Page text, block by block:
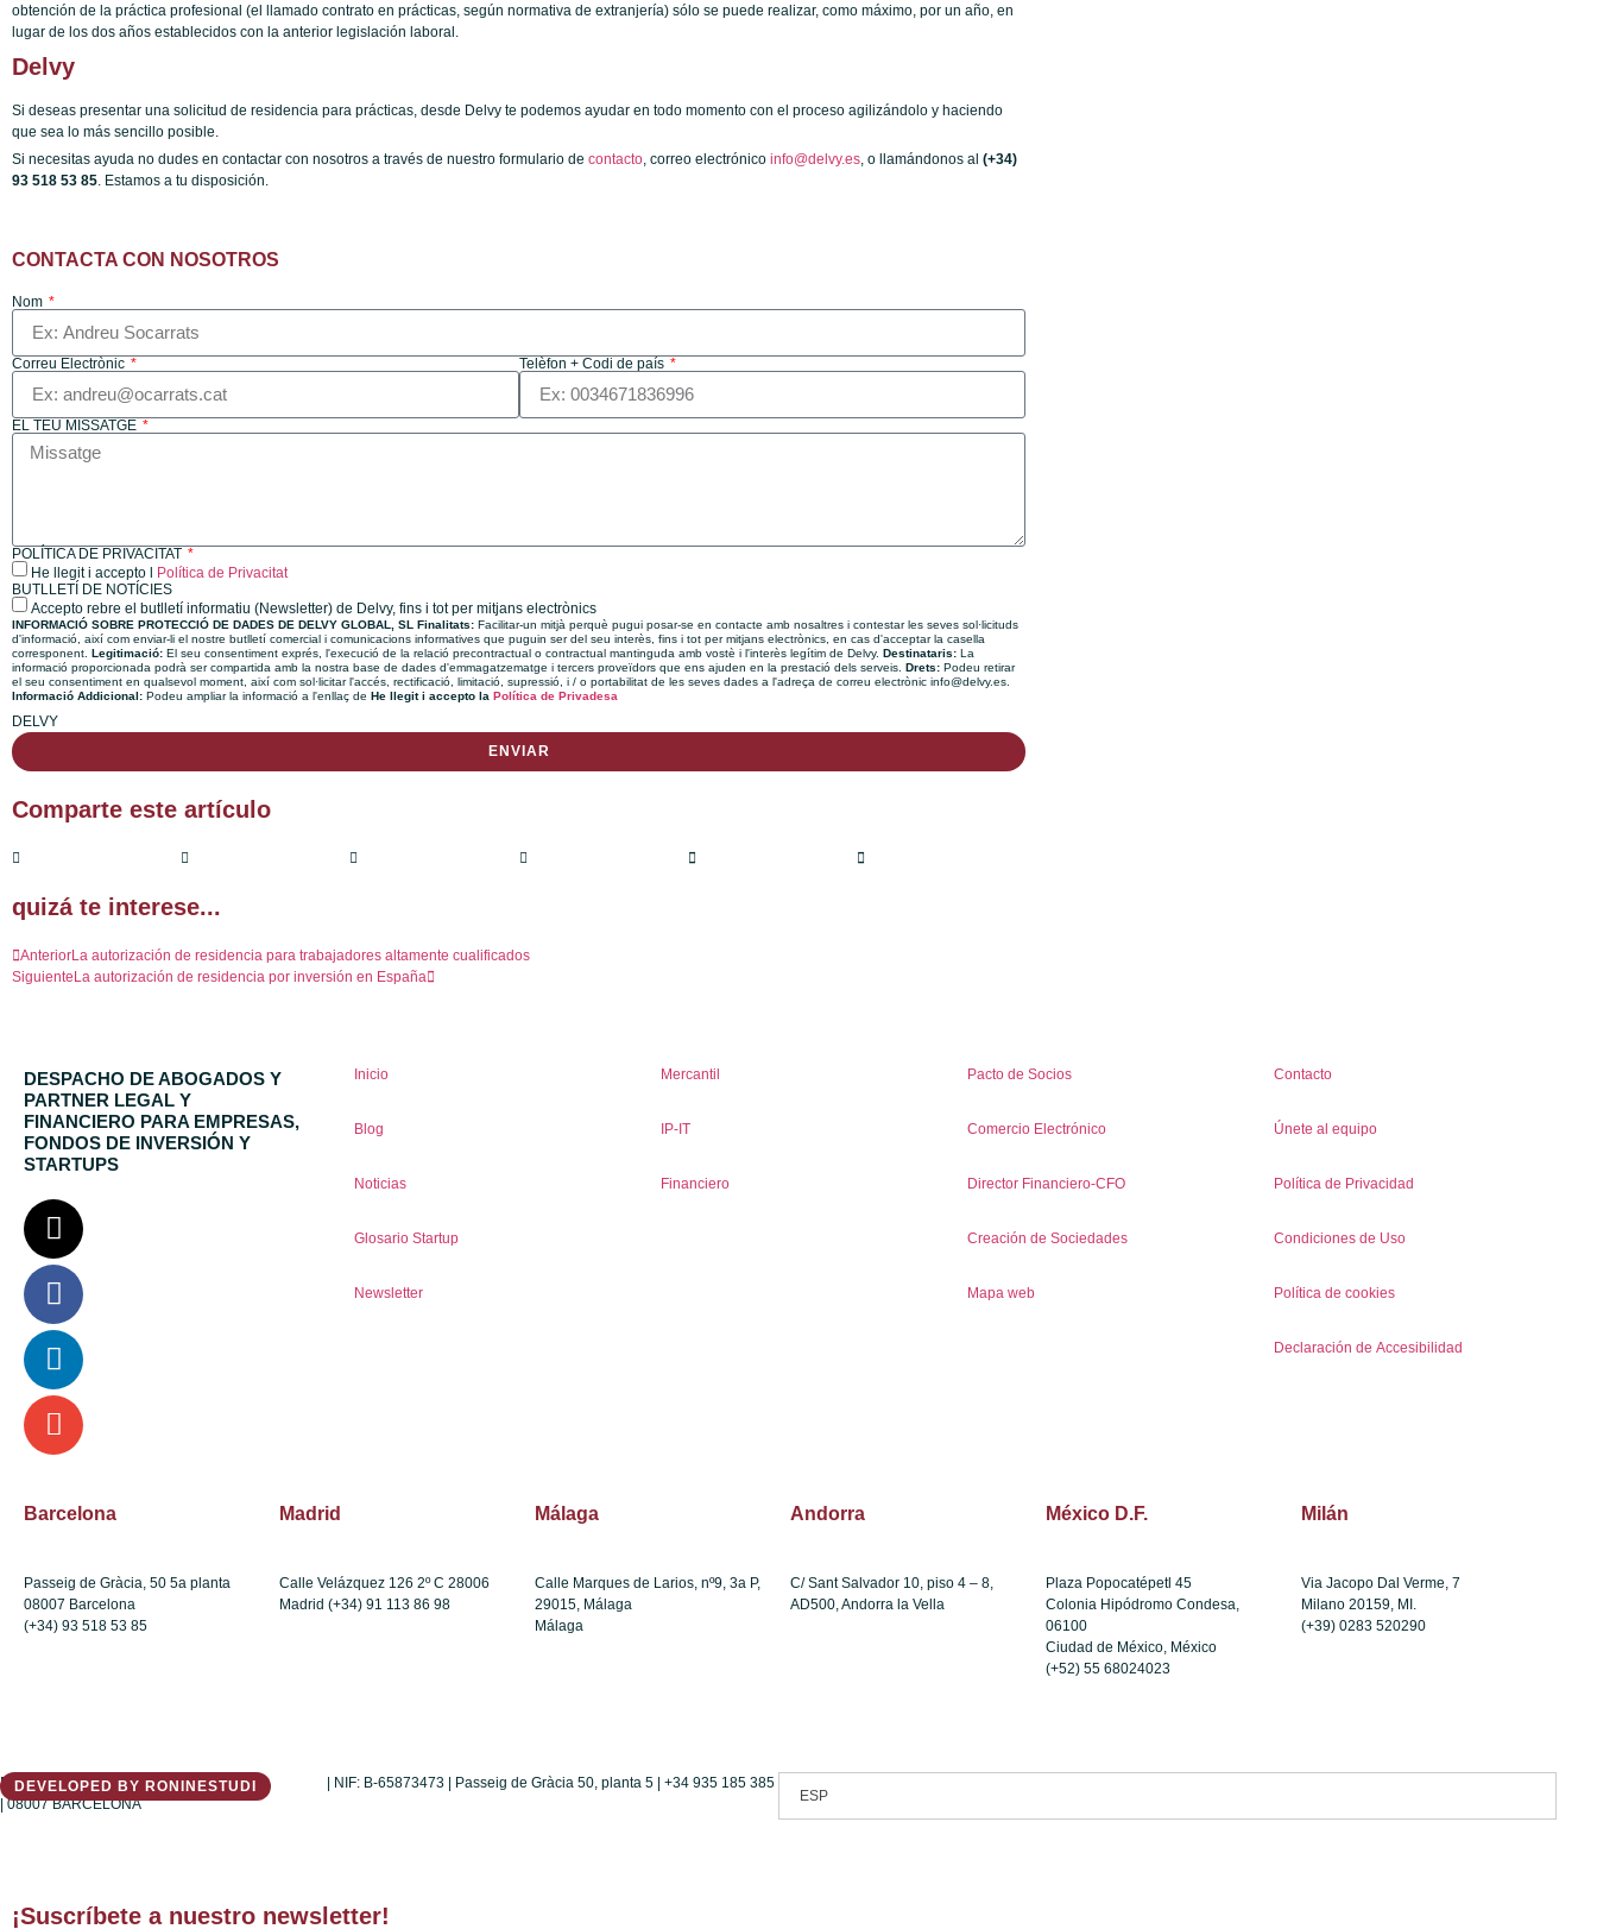
obtención de la práctica profesional (el llamado contrato en prácticas, según normativa de extranjería) sólo se puede realizar, como máximo, por un año, en
lugar de los dos años establecidos con la anterior legislación laboral.
Delvy
Si deseas presentar una solicitud de residencia para prácticas, desde Delvy te podemos ayudar en todo momento con el proceso agilizándolo y haciendo
que sea lo más sencillo posible.
Si necesitas ayuda no dudes en contactar con nosotros a través de nuestro formulario de contacto , correo electrónico info@delvy.es , o llamándonos al (+34)
93 518 53 85 . Estamos a tu disposición.
CONTACTA CON NOSOTROS
Nom
Correu Electrònic Telèfon + Codi de país
EL TEU MISSATGE
POLÍTICA DE PRIVACITAT
He llegit i accepto l Política de Privacitat
BUTLLETÍ DE NOTÍCIES
Accepto rebre el butlletí informatiu (Newsletter) de Delvy, fins i tot per mitjans electrònics
INFORMACIÓ SOBRE PROTECCIÓ DE DADES DE DELVY GLOBAL, SL Finalitats: Facilitar-un mitjà perquè pugui posar-se en contacte amb nosaltres i contestar les seves sol·licituds
d'informació, així com enviar-li el nostre butlletí comercial i comunicacions informatives que puguin ser del seu interès, fins i tot per mitjans electrònics, en cas d'acceptar la casella
corresponent. Legitimació: El seu consentiment exprés, l'execució de la relació precontractual o contractual mantinguda amb vostè i l'interès legítim de Delvy. Destinataris: La
informació proporcionada podrà ser compartida amb la nostra base de dades d'emmagatzematge i tercers proveïdors que ens ajuden en la prestació dels serveis. Drets: Podeu retirar
el seu consentiment en qualsevol moment, així com sol·licitar l'accés, rectificació, limitació, supressió, i / o portabilitat de les seves dades a l'adreça de correu electrònic info@delvy.es.
Informació Addicional: Podeu ampliar la informació a l'enllaç de He llegit i accepto la Política de Privadesa
DELVY
ENVIAR
Comparte este artículo
quizá te interese...
AnteriorLa autorización de residencia para trabajadores altamente cualificados
SiguienteLa autorización de residencia por inversión en España
DESPACHO DE ABOGADOS Y
PARTNER LEGAL Y
FINANCIERO PARA EMPRESAS,
FONDOS DE INVERSIÓN Y
STARTUPS
Inicio
Blog
Noticias
Glosario Startup
Newsletter
Mercantil
IP-IT
Financiero
Pacto de Socios
Comercio Electrónico
Director Financiero-CFO
Creación de Sociedades
Mapa web
Contacto
Únete al equipo
Política de Privacidad
Condiciones de Uso
Política de cookies
Declaración de Accesibilidad
Barcelona
Passeig de Gràcia, 50 5a planta
08007 Barcelona
(+34) 93 518 53 85
Madrid
Calle Velázquez 126 2º C 28006
Madrid (+34) 91 113 86 98
Málaga
Calle Marques de Larios, nº9, 3a P,
29015, Málaga
Málaga
Andorra
C/ Sant Salvador 10, piso 4 – 8,
AD500, Andorra la Vella
México D.F.
Plaza Popocatépetl 45
Colonia Hipódromo Condesa,
06100
Ciudad de México, México
(+52) 55 68024023
Milán
Via Jacopo Dal Verme, 7
Milano 20159, MI.
(+39) 0283 520290
DEVELOPED BY RONINESTUDI
DELVYGLOBAL, SL| ABOGADOS BARCELONA
| NIF: B-65873473 | Passeig de Gràcia 50, planta 5 | +34 935 185 385
| 08007 BARCELONA
ESP
¡Suscríbete a nuestro newsletter!